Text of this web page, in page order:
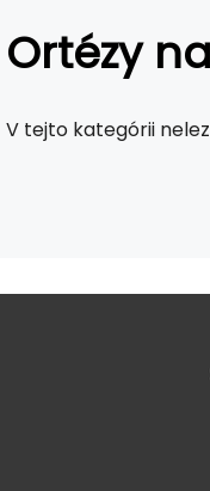
Ortézy
V tejto kategórii